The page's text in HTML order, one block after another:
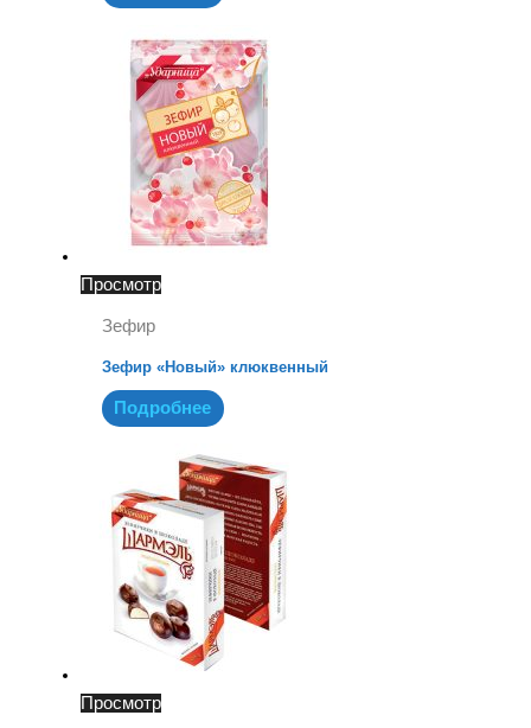
Просмотр
Зефир
Зефир «Новый» клюквенный
Подробнее
Просмотр